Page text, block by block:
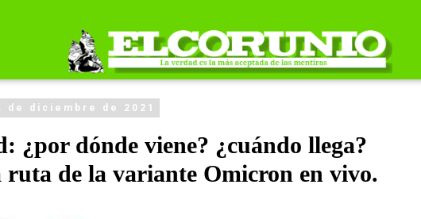
de diciembre de 2021
¿por dónde viene? ¿cuándo llega?
ruta de la variante Omicron en vivo.